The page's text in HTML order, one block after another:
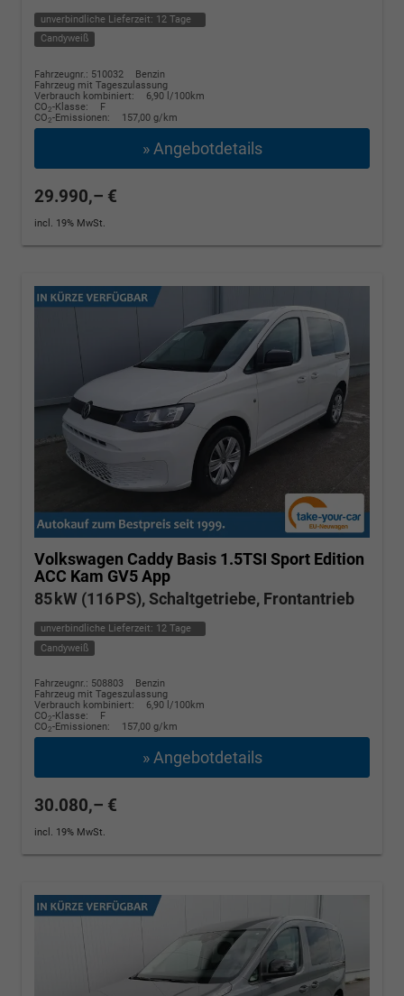
unverbindliche Lieferzeit: 12 Tage
Candyweiß
Fahrzeugnr.: 510032
Benzin
Fahrzeug mit Tageszulassung
Verbrauch kombiniert:
6,90 l/100km
CO2-Klasse:
F
CO2-Emissionen: 157,00 g/km
» Angebotdetails
29.990,– €
incl. 19% MwSt.
Volkswagen Caddy Basis 1.5TSI Sport Edition
ACC Kam GV5 App
85 kW (116 PS), Schaltgetriebe, Frontantrieb
unverbindliche Lieferzeit: 12 Tage
Candyweiß
Fahrzeugnr.: 508803
Benzin
Fahrzeug mit Tageszulassung
Verbrauch kombiniert:
6,90 l/100km
CO2-Klasse:
F
CO2-Emissionen: 157,00 g/km
» Angebotdetails
30.080,– €
incl. 19% MwSt.